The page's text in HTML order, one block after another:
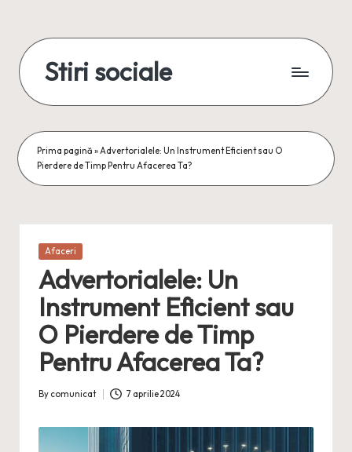
content
Stiri sociale
conexiuni
reale
Prima pagină »Advertorialele: Un Instrument Eficient sau O
Pierdere de Timp Pentru Afacerea Ta?
Posted
Afaceri
Advertorialele: Un
Instrument Eficient sau
O Pierdere de Timp
Pentru Afacerea Ta?
Posted
By comunicat 7 aprilie 2024